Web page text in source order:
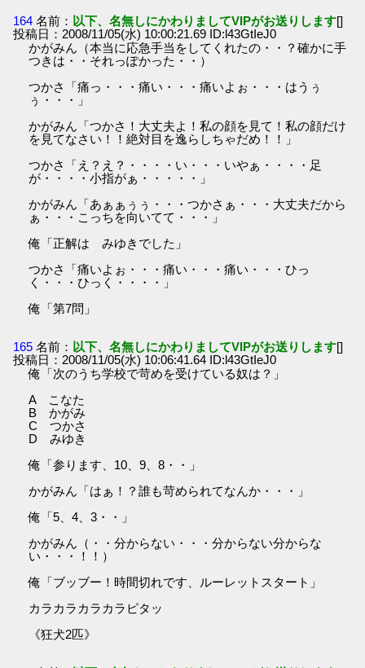
164 名前： 以下、名無しにかわりましてVIPがお送りします[]
投稿日：2008/11/05(水) 10:00:21.69 ID:l43GtIeJ0
かがみん（本当に応急手当をしてくれたの・・？確かに手
つきは・・それっぽかった・・）
つかさ「痛っ・・・痛い・・・痛いよぉ・・・はうぅ
ぅ・・・」
かがみん「つかさ！大丈夫よ！私の顔を見て！私の顔だけ
を見てなさい！！絶対目を逸らしちゃだめ！！」
つかさ「え？え？・・・・い・・・いやぁ・・・・足
が・・・・小指がぁ・・・・・」
かがみん「あぁぁぅぅ・・・つかさぁ・・・大丈夫だから
ぁ・・・こっちを向いてて・・・」
俺「正解は みゆきでした」
つかさ「痛いよぉ・・・痛い・・・痛い・・・ひっ
く・・・ひっく・・・・」
俺「第7問」
165 名前： 以下、名無しにかわりましてVIPがお送りします[]
投稿日：2008/11/05(水) 10:06:41.64 ID:l43GtIeJ0
俺「次のうち学校で苛めを受けている奴は？」
A こなた
B かがみ
C つかさ
D みゆき
俺「参ります、10、9、8・・」
かがみん「はぁ！？誰も苛められてなんか・・・」
俺「5、4、3・・」
かがみん（・・分からない・・・分からない分からな
い・・・！！）
俺「ブッブー！時間切れです、ルーレットスタート」
カラカラカラカラピタッ
《狂犬2匹》